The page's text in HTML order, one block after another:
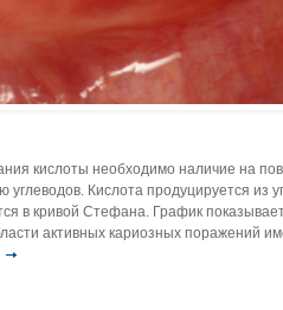
кислоты необходимо наличие на
Кислота продуцируется из
в кривой Стефана. График
активных кариозных поражений